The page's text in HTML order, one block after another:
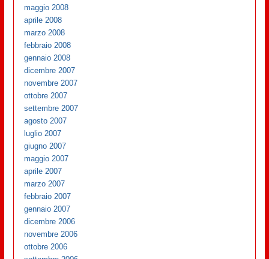
maggio 2008
aprile 2008
marzo 2008
febbraio 2008
gennaio 2008
dicembre 2007
novembre 2007
ottobre 2007
settembre 2007
agosto 2007
luglio 2007
giugno 2007
maggio 2007
aprile 2007
marzo 2007
febbraio 2007
gennaio 2007
dicembre 2006
novembre 2006
ottobre 2006